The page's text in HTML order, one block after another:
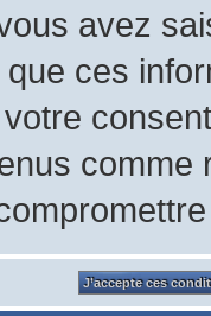
avez
ces